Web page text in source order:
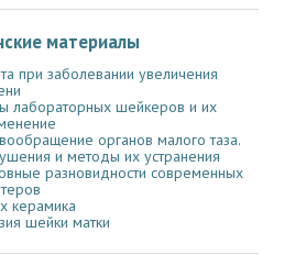
материалы
при заболевании увеличения
лабораторных шейкеров и их
органов малого таза.
и методы их устранения
разновидности современных
керамика
шейки матки